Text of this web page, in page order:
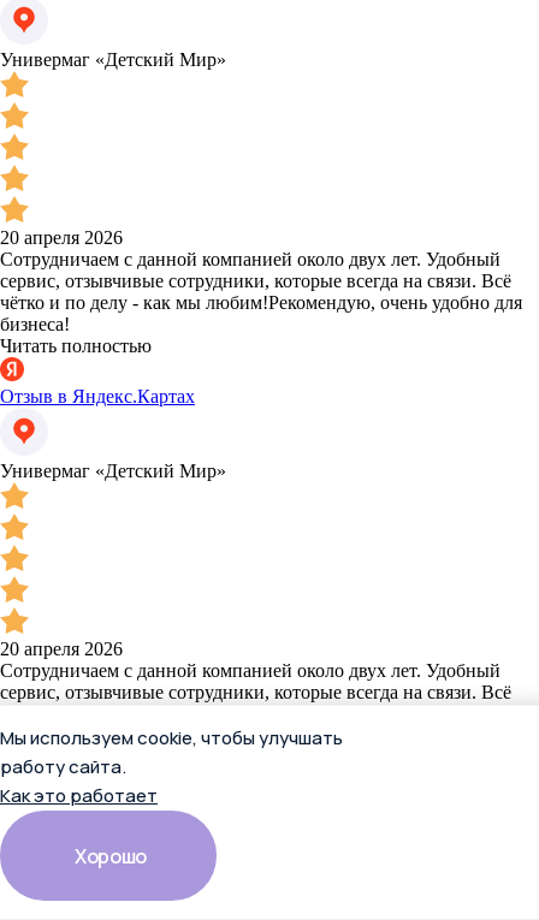
Универмаг «Детский Мир»
20 апреля 2026
Сотрудничаем с данной компанией около двух лет. Удобный
сервис, отзывчивые сотрудники, которые всегда на связи. Всё
чётко и по делу - как мы любим!Рекомендую, очень удобно для
бизнеса!
Читать полностью
Отзыв в Яндекс.Картах
Универмаг «Детский Мир»
20 апреля 2026
Сотрудничаем с данной компанией около двух лет. Удобный
сервис, отзывчивые сотрудники, которые всегда на связи. Всё
бизнеса!
Отзыв в Яндекс.Картах
Екатерина
Мы используем cookie, чтобы улучшать
работу сайта.
Как это работает
Хорошо